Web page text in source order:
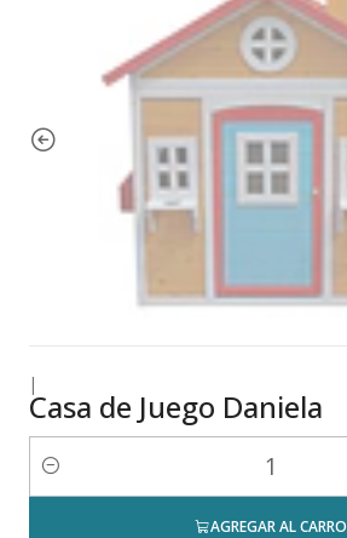
|
Casa de Juego Daniela
Cantidad
AGREGAR AL CARRO